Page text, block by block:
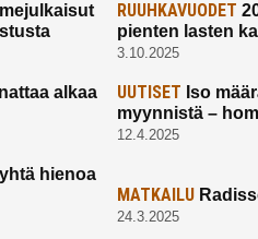
RUUHKAVUODET
pienten lasten
3.10.2025
alkaa
UUTISET Iso
myynnistä –
12.4.2025
hienoa
MATKAILU
24.3.2025